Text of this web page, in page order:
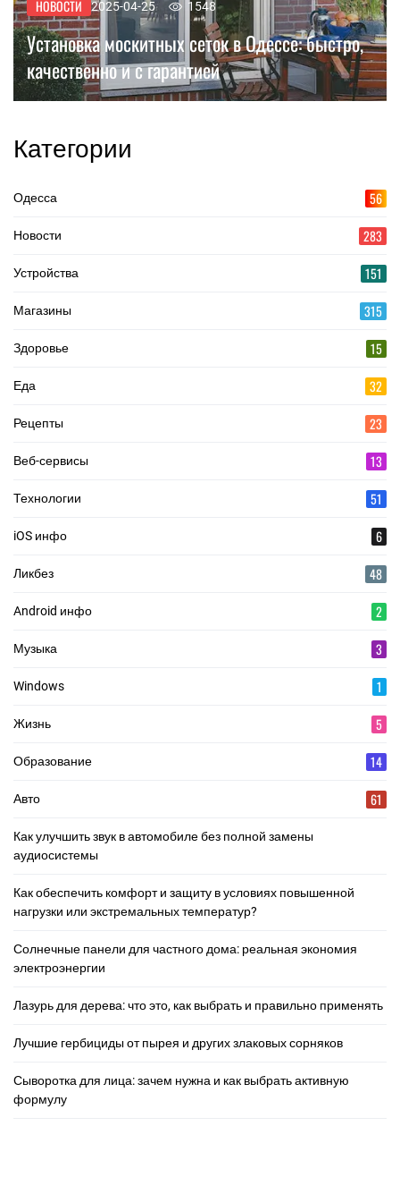
НОВОСТИ 2025-04-25 1548
Установка москитных сеток в Одессе: быстро,
качественно и с гарантией
Категории
Одесса 56
Новости 283
Устройства 151
Магазины 315
Здоровье 15
Еда 32
Рецепты 23
Веб-сервисы 13
Технологии 51
iOS инфо 6
Ликбез 48
Android инфо 2
Музыка 3
Windows 1
Жизнь 5
Образование 14
Авто 61
Как улучшить звук в автомобиле без полной замены
аудиосистемы
Как обеспечить комфорт и защиту в условиях повышенной
нагрузки или экстремальных температур?
Солнечные панели для частного дома: реальная экономия
электроэнергии
Лазурь для дерева: что это, как выбрать и правильно применять
Лучшие гербициды от пырея и других злаковых сорняков
Сыворотка для лица: зачем нужна и как выбрать активную
формулу